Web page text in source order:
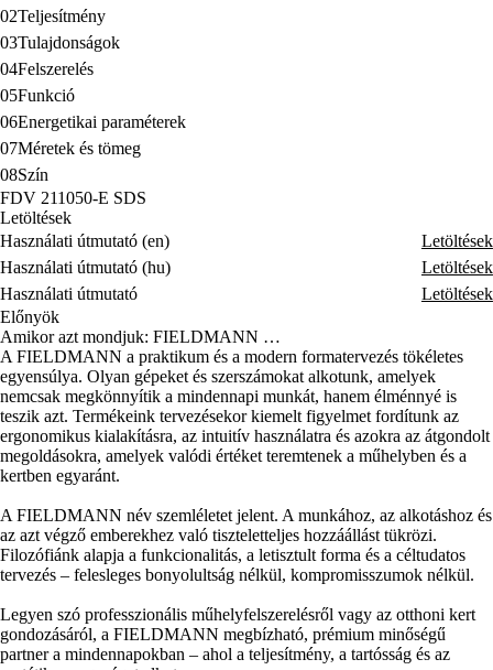
02Teljesítmény
03Tulajdonságok
04Felszerelés
05Funkció
06Energetikai paraméterek
07Méretek és tömeg
08Szín
FDV 211050-E SDS
Letöltések
Használati útmutató (en)
Letöltések
Használati útmutató (hu)
Letöltések
Használati útmutató
Letöltések
Előnyök
Amikor azt mondjuk: FIELDMANN …
A FIELDMANN a praktikum és a modern formatervezés tökéletes
egyensúlya. Olyan gépeket és szerszámokat alkotunk, amelyek
nemcsak megkönnyítik a mindennapi munkát, hanem élménnyé is
teszik azt. Termékeink tervezésekor kiemelt figyelmet fordítunk az
ergonomikus kialakításra, az intuitív használatra és azokra az átgondolt
megoldásokra, amelyek valódi értéket teremtenek a műhelyben és a
kertben egyaránt.
A FIELDMANN név szemléletet jelent. A munkához, az alkotáshoz és
az azt végző emberekhez való tiszteletteljes hozzáállást tükrözi.
Filozófiánk alapja a funkcionalitás, a letisztult forma és a céltudatos
tervezés – felesleges bonyolultság nélkül, kompromisszumok nélkül.
Legyen szó professzionális műhelyfelszerelésről vagy az otthoni kert
gondozásáról, a FIELDMANN megbízható, prémium minőségű
partner a mindennapokban – ahol a teljesítmény, a tartósság és az